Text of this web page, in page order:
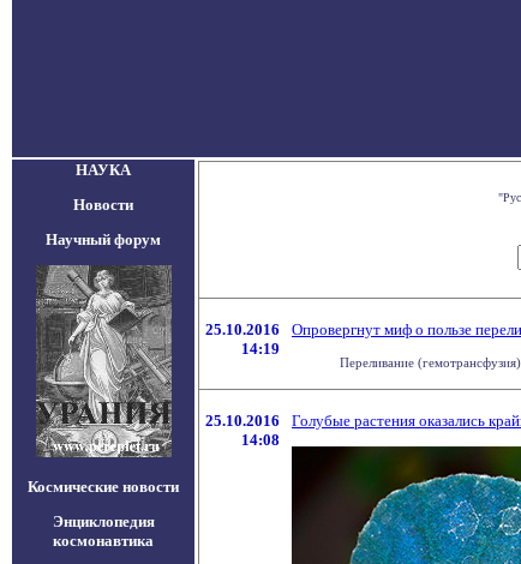
НАУКА
Новости
Научный форум
Космические новости
Энциклопедия
космонавтика
25.10.2016
14:19
Опровергнут миф о пользе
Переливание
25.10.2016
14:08
Голубые растения оказались